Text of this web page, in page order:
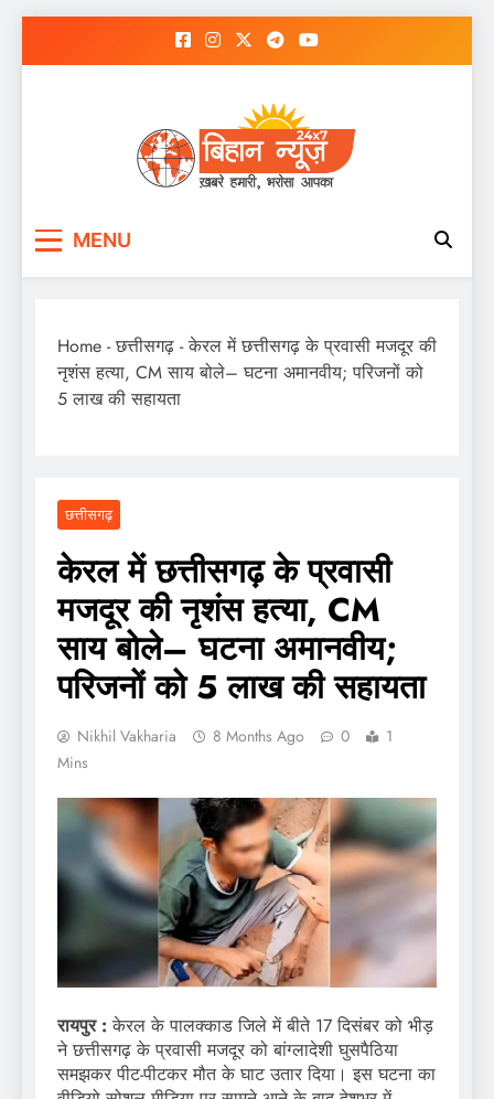
MENU
Home -छत्तीसगढ़ -केरल में छत्तीसगढ़ के प्रवासी मजदूर की
नृशंस हत्या, CM साय बोले– घटना अमानवीय; परिजनों को
5 लाख की सहायता
छत्तीसगढ़
केरल में छत्तीसगढ़ के प्रवासी
मजदूर की नृशंस हत्या, CM
साय बोले– घटना अमानवीय;
परिजनों को 5 लाख की सहायता
Nikhil Vakharia 8 Months Ago 0
1
Mins
रायपुर :केरल के पालक्काड जिले में बीते 17 दिसंबर को भीड़
ने छत्तीसगढ़ के प्रवासी मजदूर को बांग्लादेशी घुसपैठिया
समझकर पीट-पीटकर मौत के घाट उतार दिया। इस घटना का